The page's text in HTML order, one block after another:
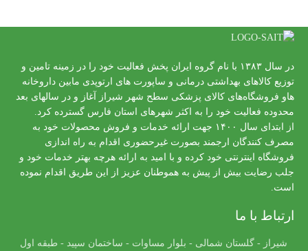
در سال ۱۳۸۳ با نام گروه ایران پخش فعالیت خود را در زمینه تامین و
توزیع کالاهای بهداشتی درمانی و ساپورت های ارتوپدی مابین داروخانه
هاو فروشگاه‌های کالای پزشکی سطح شهر شیراز آغاز و در سالهای بعد
محدوده فعالیت خود را به اکثر شهرهای استان فارس گسترده کرد.
از ابتدای سال ۱۴۰۰ جهت ارائه خدمات و فروش محصولات خود به
مصرف کنندگان ارجمند بصورت غیرحضوری اقدام به راه اندازی
فروشگاه اینترنتی خود کرده و با امید به ارائه هرچه بهتر خدمات خود و
جلب رضایت بیش از پیش به هموطنان عزیز از این طریق اقدام نموده
است.
ارتباط با ما
شیراز - گلستان شمالی - بلوار مساوات - ساختمان سپید - طبقه اول